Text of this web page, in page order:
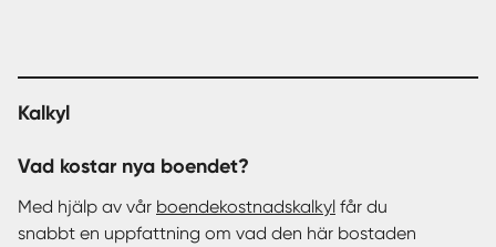
Kalkyl
Vad kostar nya boendet?
Med hjälp av vår boendekostnadskalkyl får du
snabbt en uppfattning om vad den här bostaden